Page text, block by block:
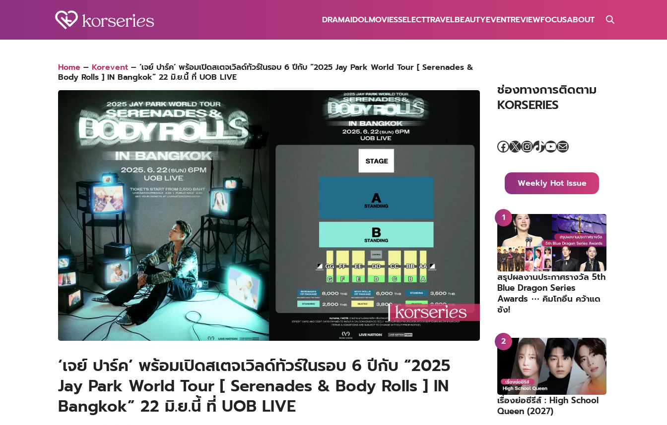
DRAMAIDOLMOVIESSELECTTRAVELBEAUTYEVENTREVIEWFOCUSABOUT
Home – Korevent – ‘เจย์ ปาร์ค’ พร้อมเปิดสเตจเวิลด์ทัวร์ในรอบ 6 ปีกับ “2025 Jay Park World Tour [ Serenades &
Body Rolls ] IN Bangkok” 22 มิ.ย.นี้ ที่ UOB LIVE
‘เจย์ ปาร์ค’ พร้อมเปิดสเตจเวิลด์ทัวร์ในรอบ 6 ปีกับ “2025
Jay Park World Tour [ Serenades & Body Rolls ] IN
Bangkok” 22 มิ.ย.นี้ ที่ UOB LIVE
ช่องทางการติดตาม
KORSERIES
Facebook
X Instagram
TikTok
YouTube
Mail
Weekly Hot Issue
สรุปผลงานประกาศรางวัล 5th
Blue Dragon Series
Awards ⋯ คิมโกอึน คว้าแด
ซัง!
เรื่องย่อซีรีส์ : High School
Queen (2027)